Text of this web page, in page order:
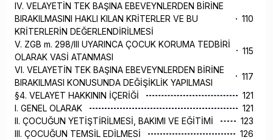
IV. VELAYETİN TEK BAŞINA EBEVEYNLERDEN BİRİNE
BIRAKILMASINI HAKLI KILAN KRİTERLER VE BU
KRİTERLERİN DEĞERLENDİRİLMESİ
110
V. ZGB m. 298/III UYARINCA ÇOCUK KORUMA TEDBİRİ
OLARAK VASİ ATANMASI
115
VI. VELAYETİN TEK BAŞINA EBEVEYNLERDEN BİRİNE
BIRAKILMASI KONUSUNDA DEĞİŞİKLİK YAPILMASI
117
§4. VELAYET HAKKININ İÇERİĞİ
121
I. GENEL OLARAK
121
II. ÇOCUĞUN YETİŞTİRİLMESİ, BAKIMI VE EĞİTİMİ
123
III. ÇOCUĞUN TEMSİL EDİLMESİ
126